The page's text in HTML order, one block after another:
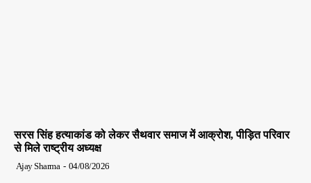
सरस सिंह हत्याकांड को लेकर सैथवार समाज में आक्रोश, पीड़ित परिवार
से मिले राष्ट्रीय अध्यक्ष
Ajay Sharma - 04/08/2026